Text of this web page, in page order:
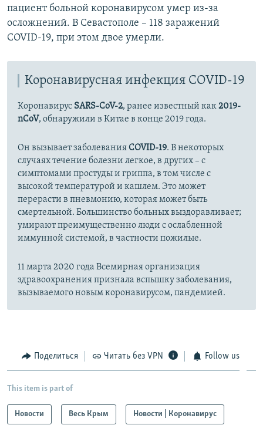
пациент больной коронавирусом умер из-за
осложнений. В Севастополе – 118 заражений
COVID-19, при этом двое умерли.
Коронавирусная инфекция COVID-19
Коронавирус SARS-CoV-2, ранее известный как2019-
nCoV, обнаружили в Китае в конце 2019 года.
Он вызывает заболеванияCOVID-19. В некоторых
случаях течение болезни легкое, в других – с
симптомами простуды и гриппа, в том числе с
высокой температурой и кашлем. Это может
перерасти в пневмонию, которая может быть
смертельной. Большинство больных выздоравливает;
умирают преимущественно люди с ослабленной
иммунной системой, в частности пожилые.
11 марта 2020 года Всемирная организация
здравоохранения признала вспышку заболевания,
вызываемого новым коронавирусом, пандемией.
Поделиться Читать без VPN Follow us
This item is part of
Новости Весь Крым Новости | Коронавирус